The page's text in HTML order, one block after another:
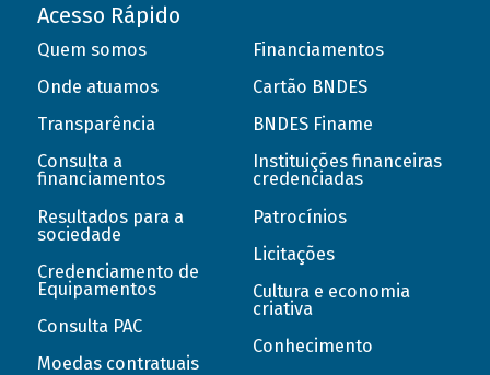
Acesso Rápido
Quem somos
Onde atuamos
Transparência
Consulta a
financiamentos
Resultados para a
sociedade
Credenciamento de
Equipamentos
Consulta PAC
Moedas contratuais
Financiamentos
Cartão BNDES
BNDES Finame
Instituições financeiras
credenciadas
Patrocínios
Licitações
Cultura e economia
criativa
Conhecimento